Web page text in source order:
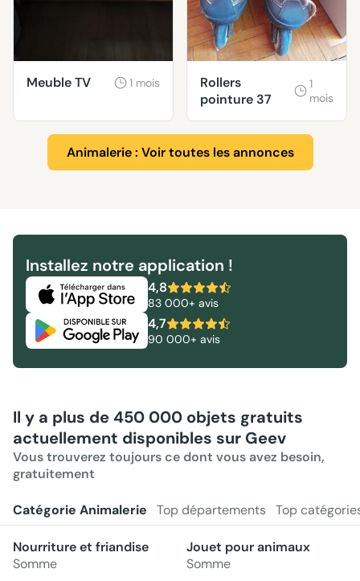
Meuble TV 1 mois
Rollers
pointure 37
1
mois
Animalerie : Voir toutes les annonces
Installez notre application !
4,8
83 000+ avis
4,7
90 000+ avis
Il y a plus de 450 000 objets gratuits
actuellement disponibles sur Geev
Vous trouverez toujours ce dont vous avez besoin,
gratuitement
Catégorie Animalerie Top départements Top
Nourriture et friandise
Somme
Jouet pour animaux
Somme